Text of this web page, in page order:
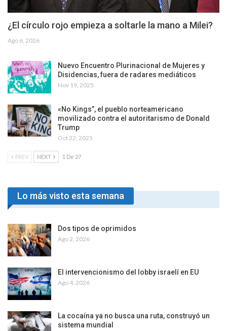
¿El círculo rojo empieza a soltarle la mano a Milei?
Ago 6, 2026
Nuevo Encuentro Plurinacional de Mujeres y
Disidencias, fuera de radares mediáticos
Nov 19, 2025
«No Kings”, el pueblo norteamericano
movilizado contra el autoritarismo de Donald
Trump
Oct 22, 2025
PREV NEXT 1 De 27
Lo más visto esta semana
Dos tipos de oprimidos
Ago 2, 2026
El intervencionismo del lobby israelí en EU
Ago 4, 2026
La cocaína ya no busca una ruta, construyó un
sistema mundial